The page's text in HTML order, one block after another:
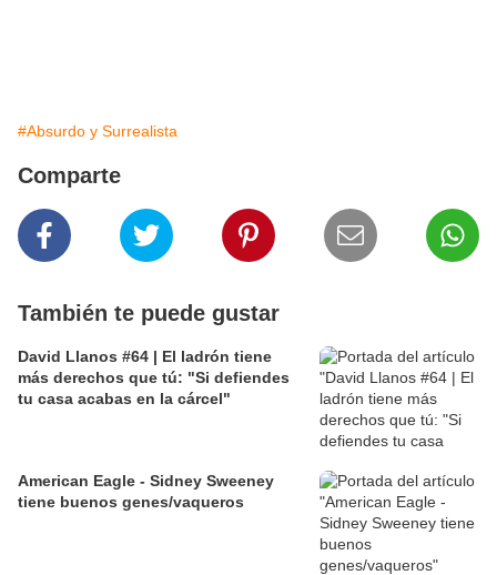
#Absurdo y Surrealista
Comparte
También te puede gustar
David Llanos #64 | El ladrón tiene
más derechos que tú: "Si defiendes
tu casa acabas en la cárcel"
American Eagle - Sidney Sweeney
tiene buenos genes/vaqueros